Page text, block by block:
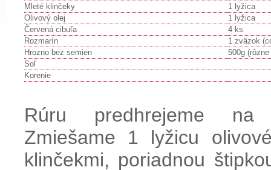
Mleté klinčeky
1 lyžica
Olivový olej
1 lyžica
Červená cibuľa
4 ks
Rozmarín
1 zväzok
Hrozno bez semien
500g
Soľ
Korenie
Rúru predhrejeme
Zmiešame 1 lyžicu
klinčekmi, poriadnou